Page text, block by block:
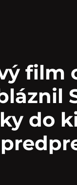
film
do